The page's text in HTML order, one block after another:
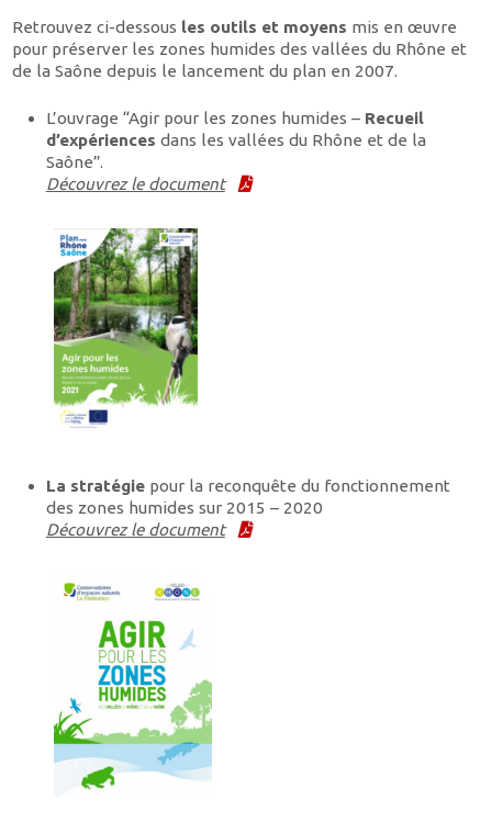
Retrouvez ci-dessous les outils et moyens mis en œuvre
pour préserver les zones humides des vallées du Rhône et
de la Saône depuis le lancement du plan en 2007.
L’ouvrage “Agir pour les zones humides – Recueil
d’expériences dans les vallées du Rhône et de la
Saône”.
Découvrez le document
La stratégiepour la reconquête du fonctionnement
des zones humides sur 2015 – 2020
Découvrez le document